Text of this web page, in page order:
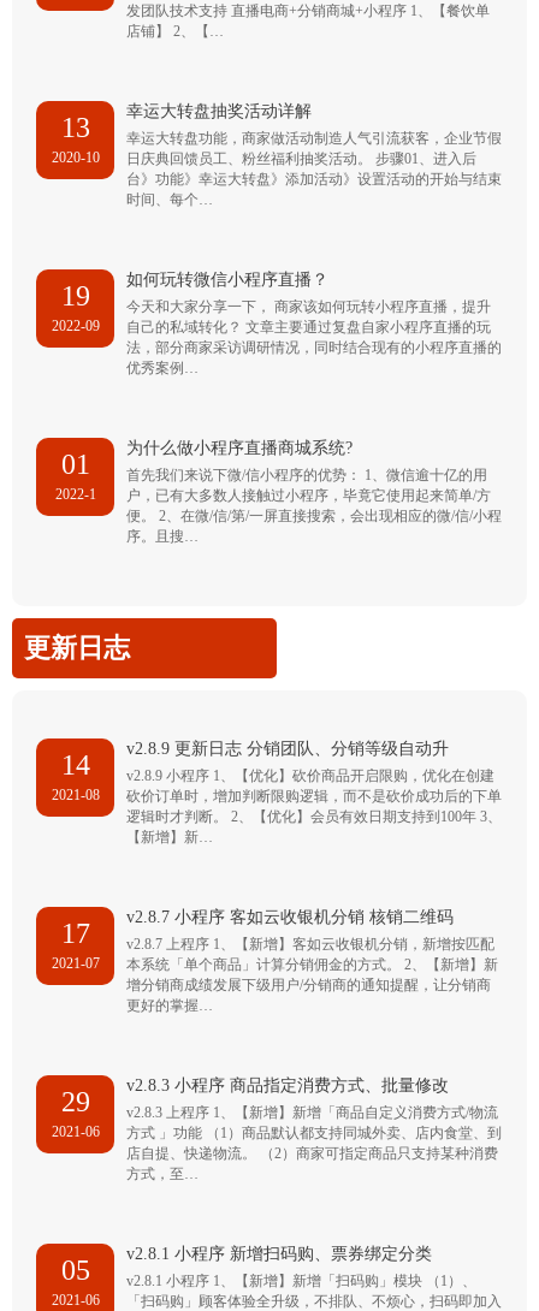
发团队技术支持 直播电商+分销商城+小程序 1、【餐饮单
店铺】 2、【…
13
2020-10
幸运大转盘抽奖活动详解
幸运大转盘功能，商家做活动制造人气引流获客，企业节假
日庆典回馈员工、粉丝福利抽奖活动。 步骤01、进入后
台》功能》幸运大转盘》添加活动》设置活动的开始与结束
时间、每个…
19
2022-09
如何玩转微信小程序直播？
今天和大家分享一下， 商家该如何玩转小程序直播，提升
自己的私域转化？ 文章主要通过复盘自家小程序直播的玩
法，部分商家采访调研情况，同时结合现有的小程序直播的
优秀案例…
01
2022-1
为什么做小程序直播商城系统?
首先我们来说下微/信小程序的优势： 1、微信逾十亿的用
户，已有大多数人接触过小程序，毕竟它使用起来简单/方
便。 2、在微/信/第/一屏直接搜索，会出现相应的微/信/小程
序。且搜…
更新日志
14
2021-08
v2.8.9 更新日志 分销团队、分销等级自动升
v2.8.9 小程序 1、【优化】砍价商品开启限购，优化在创建
砍价订单时，增加判断限购逻辑，而不是砍价成功后的下单
逻辑时才判断。 2、【优化】会员有效日期支持到100年 3、
【新增】新…
17
2021-07
v2.8.7 小程序 客如云收银机分销 核销二维码
v2.8.7 上程序 1、【新增】客如云收银机分销，新增按匹配
本系统「单个商品」计算分销佣金的方式。 2、【新增】新
增分销商成绩发展下级用户/分销商的通知提醒，让分销商
更好的掌握…
29
2021-06
v2.8.3 小程序 商品指定消费方式、批量修改
v2.8.3 上程序 1、【新增】新增「商品自定义消费方式/物流
方式 」功能 （1）商品默认都支持同城外卖、店内食堂、到
店自提、快递物流。 （2）商家可指定商品只支持某种消费
方式，至…
05
2021-06
v2.8.1 小程序 新增扫码购、票券绑定分类
v2.8.1 小程序 1、【新增】新增「扫码购」模块 （1）、
「扫码购」顾客体验全升级，不排队、不烦心，扫码即加入